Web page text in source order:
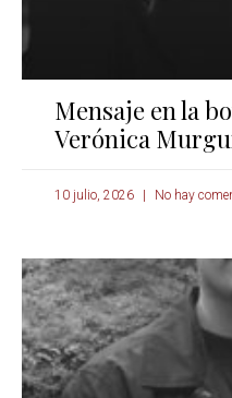
Mensaje en la
Verónica
10 julio, 2026 No hay